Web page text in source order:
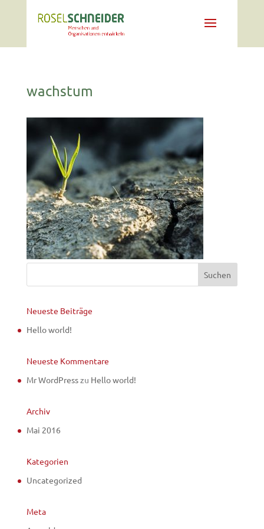
wachstum
Neueste Beiträge
Hello world!
Neueste Kommentare
Mr WordPresszu Hello world!
Archiv
Mai 2016
Kategorien
Uncategorized
Meta